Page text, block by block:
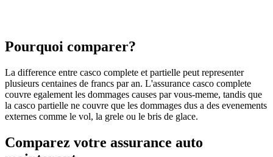
Pourquoi comparer?
La difference entre casco complete et partielle peut representer
plusieurs centaines de francs par an. L'assurance casco complete
couvre egalement les dommages causes par vous-meme, tandis que
la casco partielle ne couvre que les dommages dus a des evenements
externes comme le vol, la grele ou le bris de glace.
Comparez votre assurance auto